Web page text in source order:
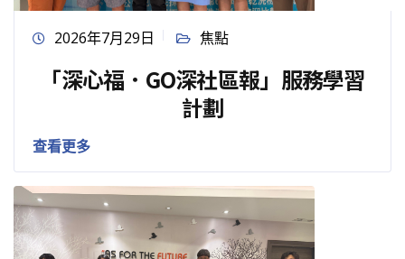
2026年7月29日 焦點
「深心福．GO深社區報」服務學習
計劃
查看更多